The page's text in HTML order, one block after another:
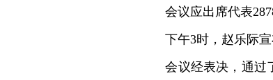
会议应出席代表2878
下午3时，赵乐际宣
会议经表决，通过了